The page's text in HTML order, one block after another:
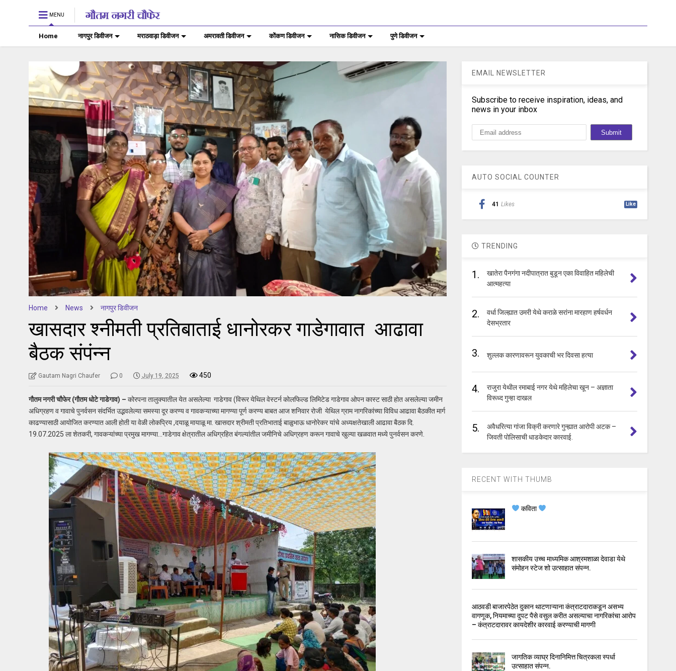
MENU
Home नागपुर डिवीजन मराठवाड़ा डिवीजन अमरावती डिवीजन कोंकण डिवीजन नासिक डिवीजन पुणे डिवीजन
Home News नागपुर डिवीजन
खासदार श्नीमती प्रतिबाताई धानोरकर गाडेगावात आढावा
बैठक संपंन्न
Gautam Nagri Chaufer 0 July 19, 2025 450
गौतम नगरी चौफेर (गौतम धोटे गाडेगाव) – कोरपना तालुक्यातील येत असलेल्या गाडेगाव (विरूर येथिल वेस्टर्न कोलफिल्ड लिमिटेड गाडेगाव ओपन कास्ट साठी होत असलेल्या जमीन
अधिग्रहण व गावाचे पुनर्वसन संदर्भित उद्भवलेल्या समस्या दूर करण्य व गावकऱ्याच्या मागण्या पूर्ण करण्य बाबत आज शनिवार रोजी येथिल ग्राम नागरिकांच्या विविध आढावा बैठकीत मार्ग
काढण्यासाठी आयोजित करण्यात आली होती या वेळी लोकप्रिय ,दयाळू मायाळू मा. खासदार श्रीमती प्रतिभाताई बाळुभाऊ धानोरेकर यांचे अध्यक्षतेखाली आढावा बैठक दि.
19.07.2025 ला शेतकरी, गावकऱ्यांच्या प्रमुख मागण्या…गाडेगाव क्षेत्रातील अधिग्रहित बंगल्यांतील जमीनिचे अधिग्रहण करून गावाचे खुल्या खळवात मध्ये पुनर्वसन करणे.
EMAIL NEWSLETTER
Subscribe to receive inspiration, ideas, and
news in your inbox
AUTO SOCIAL COUNTER
41 Likes Like
TRENDING
1.
खातेरा पैनगंगा नदीपात्रात बुडून एका विवाहित महिलेची
आत्महत्या
2.
वर्धा जिल्ह्यात उमरी येथे कराळे सरांना मारहाण हर्षवर्धन
देसभ्रतार
3. शुल्लक कारणावरून युवकाची भर दिवसा हत्या
4.
राजुरा येथील रमाबाई नगर येथे महिलेचा खून – अज्ञाता
विरूध्द गुन्हा दाखल
5.
अवैधरित्या गांजा विक्री करणारे गुन्ह्यात आरोपी अटक –
जिवती पोलिसाची धाडकेदार कारवाई.
RECENT WITH THUMB
कविता
शासकीय उच्च माध्यमिक आश्रमशाळा देवाडा येथे
संमोहन स्टेज शो उत्साहात संपन्न.
आठवडी बाजारपेठेत दुकान थाटणाऱ्याना कंत्राटदाराकडून असभ्य
वागणूक, नियमाच्या दुपट पैसे वसुल करीत असल्याचा नागरिकांचा आरोप
– कंत्राटदारावर कायदेशीर कारवाई करण्याची मागणी
जागतिक व्याघ्र दिनानिमित्त चित्रकला स्पर्धा
उत्साहात संपन्न.